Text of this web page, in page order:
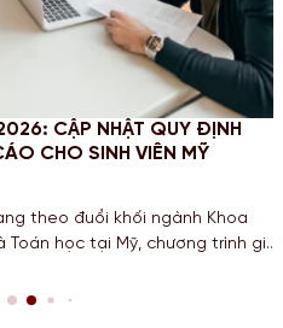
CẬP NHẬT QUY ĐỊNH
CHO SINH VIÊN MỸ
theo đuổi khối ngành Khoa
học tại Mỹ, chương trình gia
cho lộ trình Định cư. Bước sang